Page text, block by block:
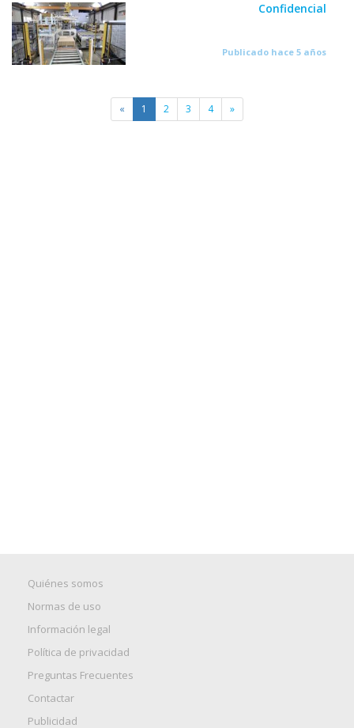
Confidencial
Publicado hace 5 años
« 1 2 3 4 »
Quiénes somos
Normas de uso
Información legal
Política de privacidad
Preguntas Frecuentes
Contactar
Publicidad